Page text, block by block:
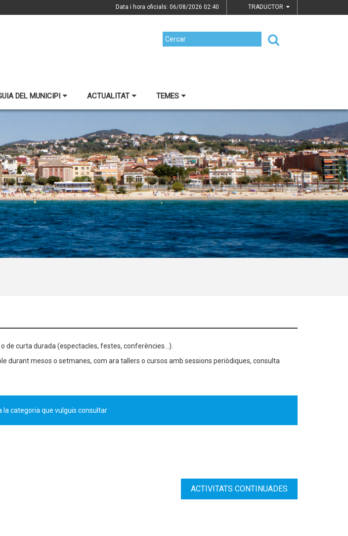
Data i hora oficials: 06/08/2026 02:40 TRADUCTOR
DEL MUNICIPI ACTUALITAT TEMES
de curta durada (espectacles, festes, conferències...).
durant mesos o setmanes, com ara tallers o cursos amb sessions periòdiques, consulta
la categoria que vulguis consultar
ACTIVITATS CONTINUADES